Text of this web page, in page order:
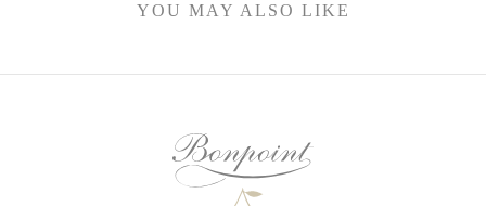
YOU MAY ALSO LIKE